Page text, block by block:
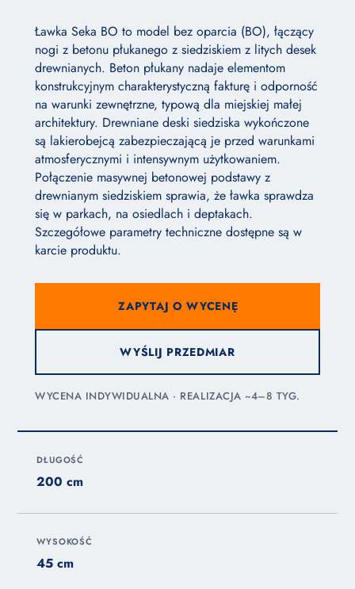
Ławka Seka BO to model bez oparcia (BO), łączący
nogi z betonu płukanego z siedziskiem z litych desek
drewnianych. Beton płukany nadaje elementom
konstrukcyjnym charakterystyczną fakturę i odporność
na warunki zewnętrzne, typową dla miejskiej małej
architektury. Drewniane deski siedziska wykończone
są lakierobejcą zabezpieczającą je przed warunkami
atmosferycznymi i intensywnym użytkowaniem.
Połączenie masywnej betonowej podstawy z
drewnianym siedziskiem sprawia, że ławka sprawdza
się w parkach, na osiedlach i deptakach.
Szczegółowe parametry techniczne dostępne są w
karcie produktu.
ZAPYTAJ O WYCENĘ
WYŚLIJ PRZEDMIAR
WYCENA INDYWIDUALNA · REALIZACJA ~4–8 TYG.
DŁUGOŚĆ
200 cm
WYSOKOŚĆ
45 cm